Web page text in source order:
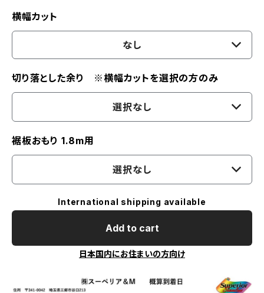
横幅カット
なし
切り落とした余り ※横幅カットを選択の方のみ
選択なし
裾板おもり 1.8m用
選択なし
International shipping available
Add to cart
日本国内にお住まいの方向け